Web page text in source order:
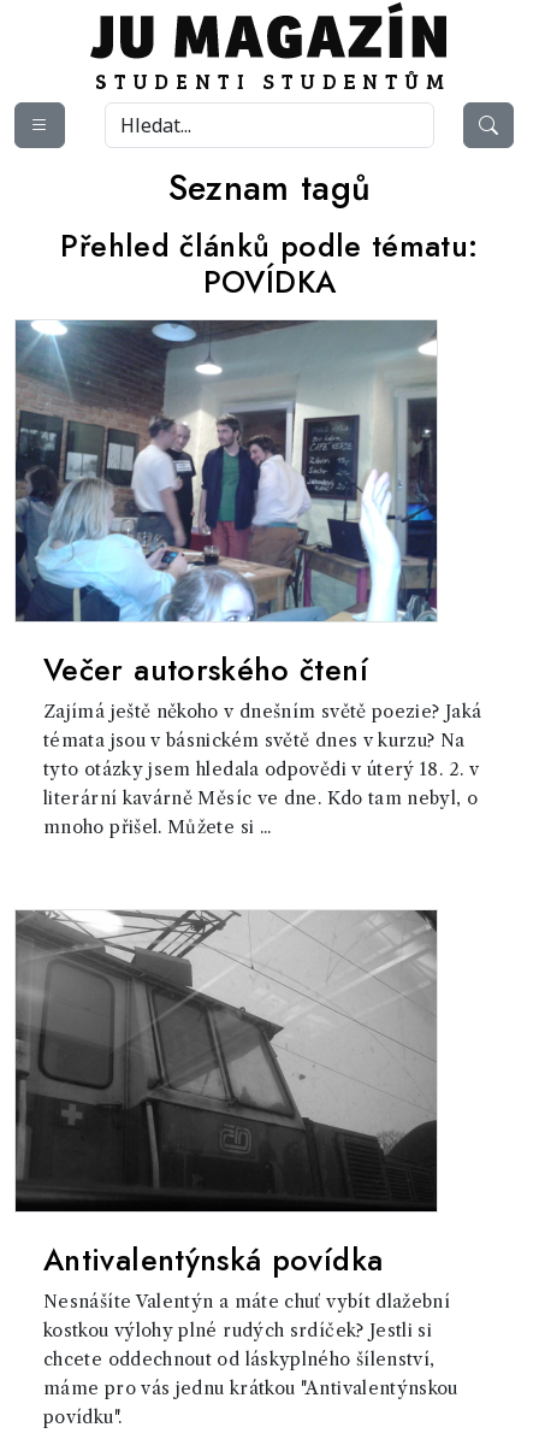
Seznam tagů
Přehled článků podle tématu:
POVÍDKA
Večer autorského čtení
Zajímá ještě někoho v dnešním světě poezie? Jaká
témata jsou v básnickém světě dnes v kurzu? Na
tyto otázky jsem hledala odpovědi v úterý 18. 2. v
literární kavárně Měsíc ve dne. Kdo tam nebyl, o
mnoho přišel. Můžete si ...
Antivalentýnská povídka
Nesnášíte Valentýn a máte chuť vybít dlažební
kostkou výlohy plné rudých srdíček? Jestli si
chcete oddechnout od láskyplného šílenství,
máme pro vás jednu krátkou "Antivalentýnskou
povídku".